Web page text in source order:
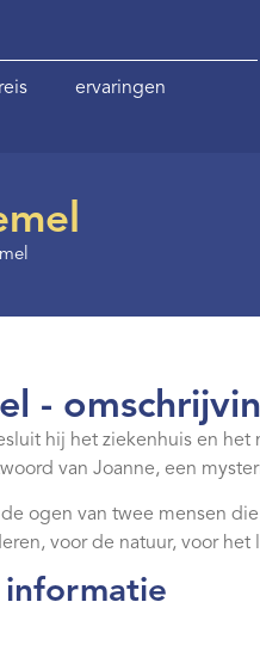
ervaringen
-
hij het ziekenhuis en
van Joanne, een
ogen van twee mensen
voor de natuur, voor het
informatie